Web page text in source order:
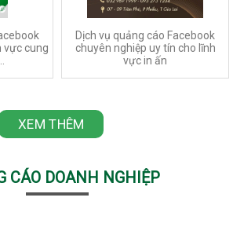
vực cung
Dịch vụ quảng cáo Facebook
chuyên nghiệp uy tín cho lĩnh
vực in ấn
XEM THÊM
CÁO DOANH NGHIỆP